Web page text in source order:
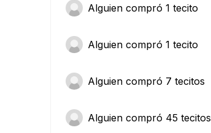
Alguiencompró 1 tecito
Alguiencompró 1 tecito
Alguiencompró 7 tecitos
Alguiencompró 45 tecitos